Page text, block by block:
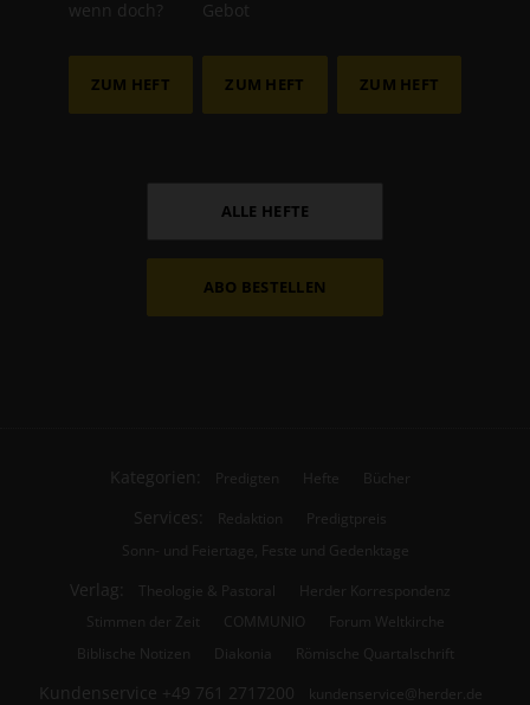
wenn doch?
ZUM HEFT
Gebot
ZUM HEFT ZUM HEFT
ALLE HEFTE
ABO BESTELLEN
Kategorien: Predigten Hefte Bücher
Services: Redaktion
Predigtpreis
Sonn- und Feiertage, Feste und Gedenktage
Verlag: Theologie & Pastoral
Herder Korrespondenz
Stimmen der Zeit
COMMUNIO
Forum Weltkirche
Biblische Notizen
Diakonia Römische Quartalschrift
Kundenservice +49 761 2717200
kundenservice@herder.de